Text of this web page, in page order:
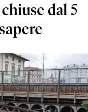
dal 5